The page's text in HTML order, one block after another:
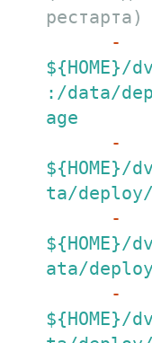
рестарта)
-
:/data/
age
-
ta/
-
ata/
-